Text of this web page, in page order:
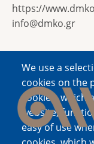
We use a
cookies on the
cookies, which
website;
easy of use
https://
info@dmko.gr
Image